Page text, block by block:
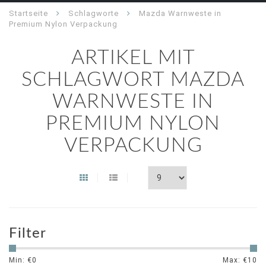
Startseite Schlagworte
Mazda Warnweste in
Premium Nylon Verpackung
ARTIKEL MIT
SCHLAGWORT MAZDA
WARNWESTE IN
PREMIUM NYLON
VERPACKUNG
Filter
Min: €0 Max: €10